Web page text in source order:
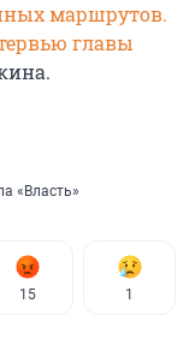
маршрутов.
главы
«Власть»
15 1